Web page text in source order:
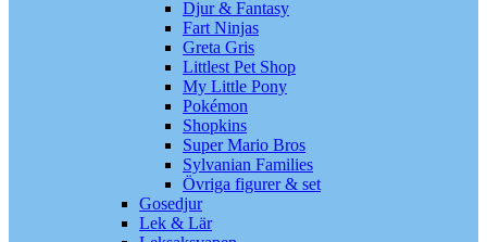
Djur & Fantasy
Fart Ninjas
Greta Gris
Littlest Pet Shop
My Little Pony
Pokémon
Shopkins
Super Mario Bros
Sylvanian Families
Övriga figurer & set
Gosedjur
Lek & Lär